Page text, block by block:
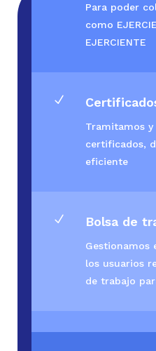
Para poder
como
EJERCIENTE
N
Tramitamos y
certificados,
eficiente
N Bolsa de
Gestionamos
los usuarios
de trabajo